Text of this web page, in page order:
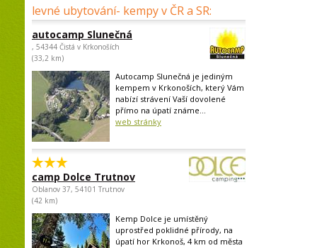
levné ubytování- kempy v ČR a SR:
autocamp Slunečná
, 54344 Čistá v Krkonoších
(33,2 km)
Autocamp Slunečná je jediným
kempem v Krkonoších, který Vám
nabízí strávení Vaší dovolené
přímo na úpatí známe...
web stránky
camp Dolce Trutnov
Oblanov 37, 54101 Trutnov
(42 km)
Kemp Dolce je umístěný
uprostřed poklidné přírody, na
úpatí hor Krkonoš, 4 km od města